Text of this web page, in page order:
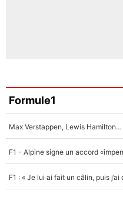
Formule1